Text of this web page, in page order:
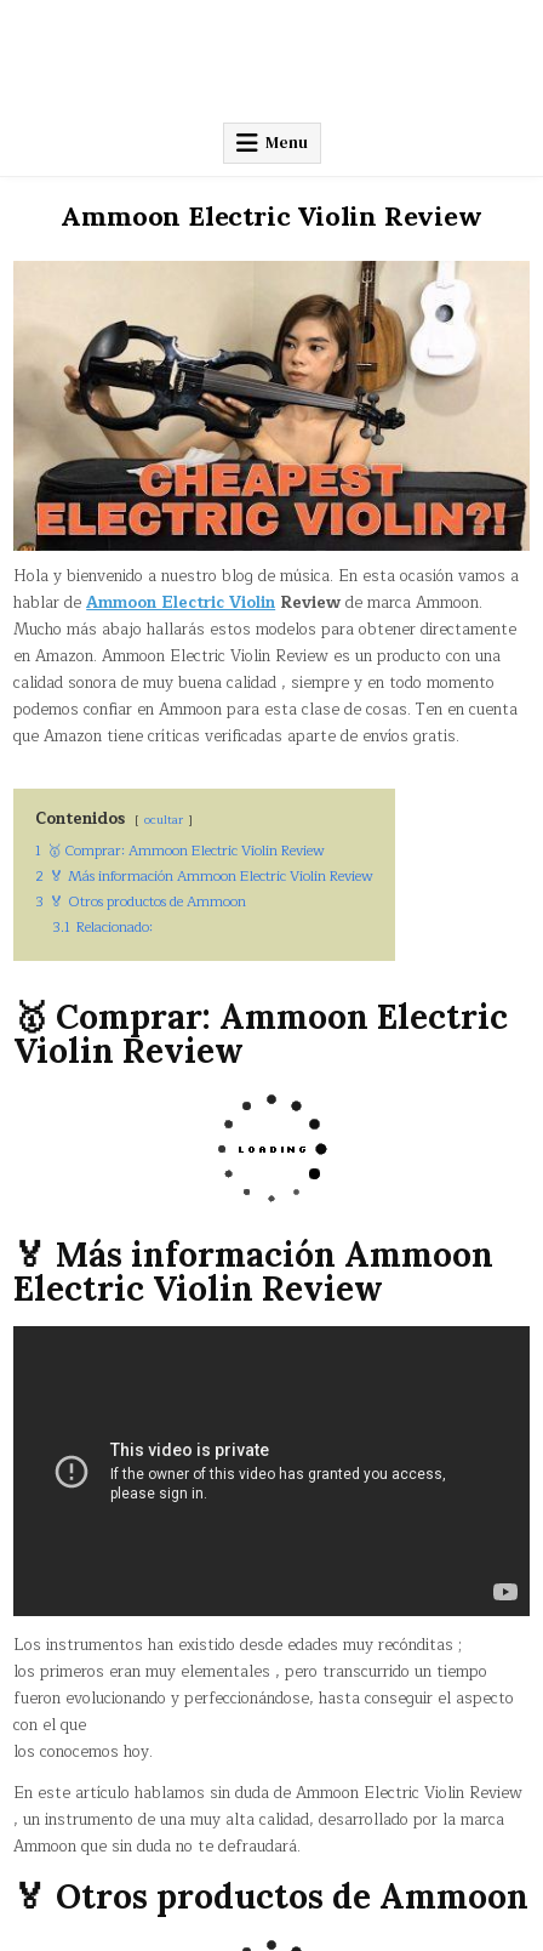
Menu
Ammoon Electric Violin Review
Hola y bienvenido a nuestro blog de música. En esta ocasión vamos a
hablar deAmmoon Electric ViolinReviewde marca Ammoon.
Mucho más abajo hallarás estos modelos para obtener directamente
en Amazon. Ammoon Electric Violin Review es un producto con una
calidad sonora de muy buena calidad , siempre y en todo momento
podemos confiar en Ammoon para esta clase de cosas. Ten en cuenta
que Amazon tiene críticas verificadas aparte de envíos gratis.
Contenidos ocultar
1 🥇 Comprar: Ammoon Electric Violin Review
2 🏅 Más información Ammoon Electric Violin Review
3 🏅 Otros productos de Ammoon
3.1 Relacionado:
🥇 Comprar: Ammoon Electric
Violin Review
🏅 Más información Ammoon
Electric Violin Review
Los instrumentos han existido desde edades muy recónditas ;
los primeros eran muy elementales , pero transcurrido un tiempo
fueron evolucionando y perfeccionándose, hasta conseguir el aspecto
con el que
los conocemos hoy.
En este artículo hablamos sin duda de Ammoon Electric Violin Review
, un instrumento de una muy alta calidad, desarrollado por la marca
Ammoon que sin duda no te defraudará.
🏅 Otros productos de Ammoon